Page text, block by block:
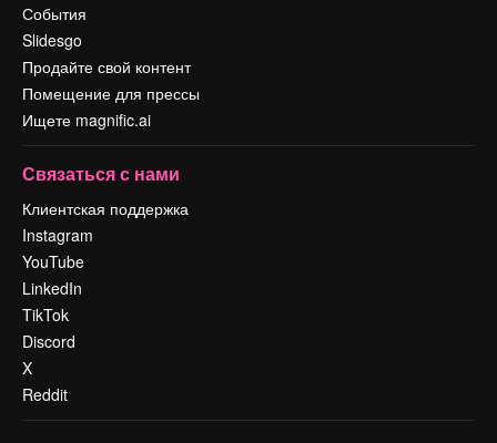
События
Slidesgo
Продайте свой контент
Помещение для прессы
Ищете magnific.ai
Связаться с нами
Клиентская поддержка
Instagram
YouTube
LinkedIn
TikTok
Discord
X
Reddit